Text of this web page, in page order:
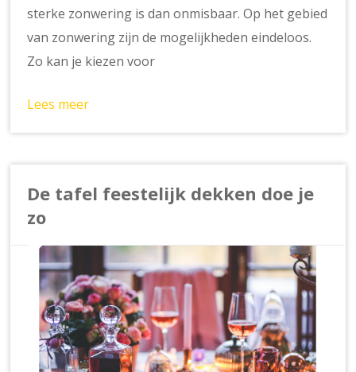
sterke zonwering is dan onmisbaar. Op het gebied
van zonwering zijn de mogelijkheden eindeloos.
Zo kan je kiezen voor
Lees meer
De tafel feestelijk dekken doe je
zo